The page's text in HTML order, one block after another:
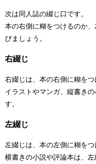
次は同人誌の綴じ口です。
本の右側に糊をつけるのか
びましょう。
右綴じ
右綴じは、本の右側に糊をつ
イラストやマンガ、縦書きの
す。
左綴じ
左綴じは、本の左側に糊をつ
横書きの小説や評論本は、左